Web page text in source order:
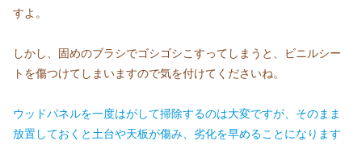
すよ。
しかし、固めのブラシでゴシゴシこすってしまうと、ビニルシー
トを傷つけてしまいますので気を付けてくださいね。
ウッドパネルを一度はがして掃除するのは大変ですが、そのまま
放置しておくと土台や天板が傷み、劣化を早めることになります